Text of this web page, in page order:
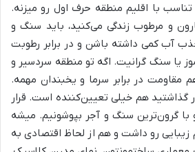
با اقلیم منطقه حرف اول رو میزنه.
و مرطوب زندگی می‌کنید، باید سنگ و
آب کمی داشته باشن و در برابر رطوبت
یا سنگ گرانیت. اگه تو منطقه سردسیر و
مقاومت در برابر سرما و یخبندان مهمه.
گذاشتید هم خیلی تعیین‌کننده‌ است. قرار
گرون‌ترین سنگ و آجر بپوشونیم. میشه
زیبایی رو داشت و هم از لحاظ اقتصادی به